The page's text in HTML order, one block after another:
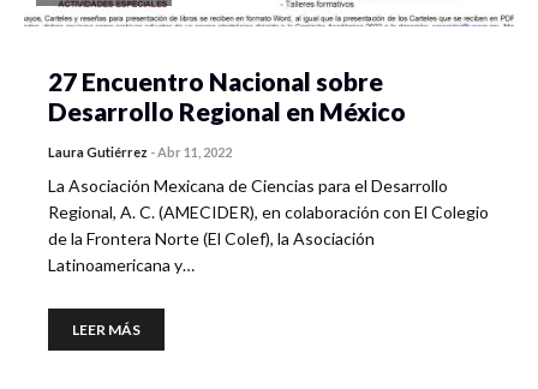
27 Encuentro Nacional sobre
Desarrollo Regional en México
Laura Gutiérrez -Abr 11, 2022
La Asociación Mexicana de Ciencias para el Desarrollo
Regional, A. C. (AMECIDER), en colaboración con El Colegio
de la Frontera Norte (El Colef), la Asociación
Latinoamericana y…
LEER MÁS